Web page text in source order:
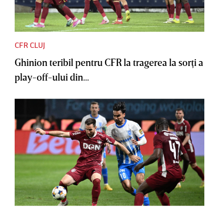
CFR CLUJ
Ghinion teribil pentru CFR la tragerea la sorţi a
play-off-ului din...